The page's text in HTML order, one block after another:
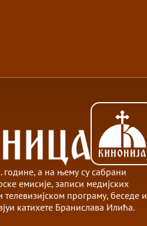
године, а на њему су сабрани
емисије, записи медијских
телевизијском програму, беседе и
катихете Бранислава Илића.